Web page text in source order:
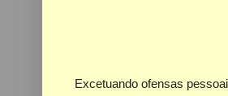
Excetuando ofensas